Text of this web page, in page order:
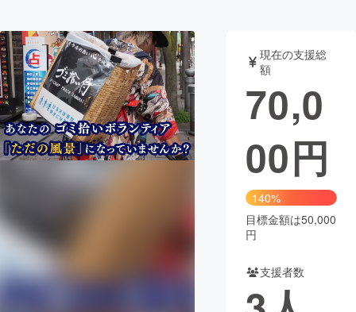
アート・写真 音楽
テクノロジー・ガジェット ゲーム・
映像・映画 書籍・雑誌
ビジネス・起業 チャレンジ
CAMPFIRE for Social Good
CAMPFIRE Creation
コミュニティ
現在の支援総
額
70,0
00円
140%
目標金額は50,000
円
支援者数